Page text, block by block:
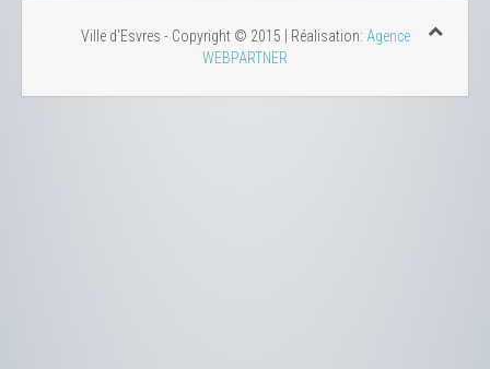
Ville d'Esvres - Copyright © 2015 | Réalisation: Agence
WEBPARTNER